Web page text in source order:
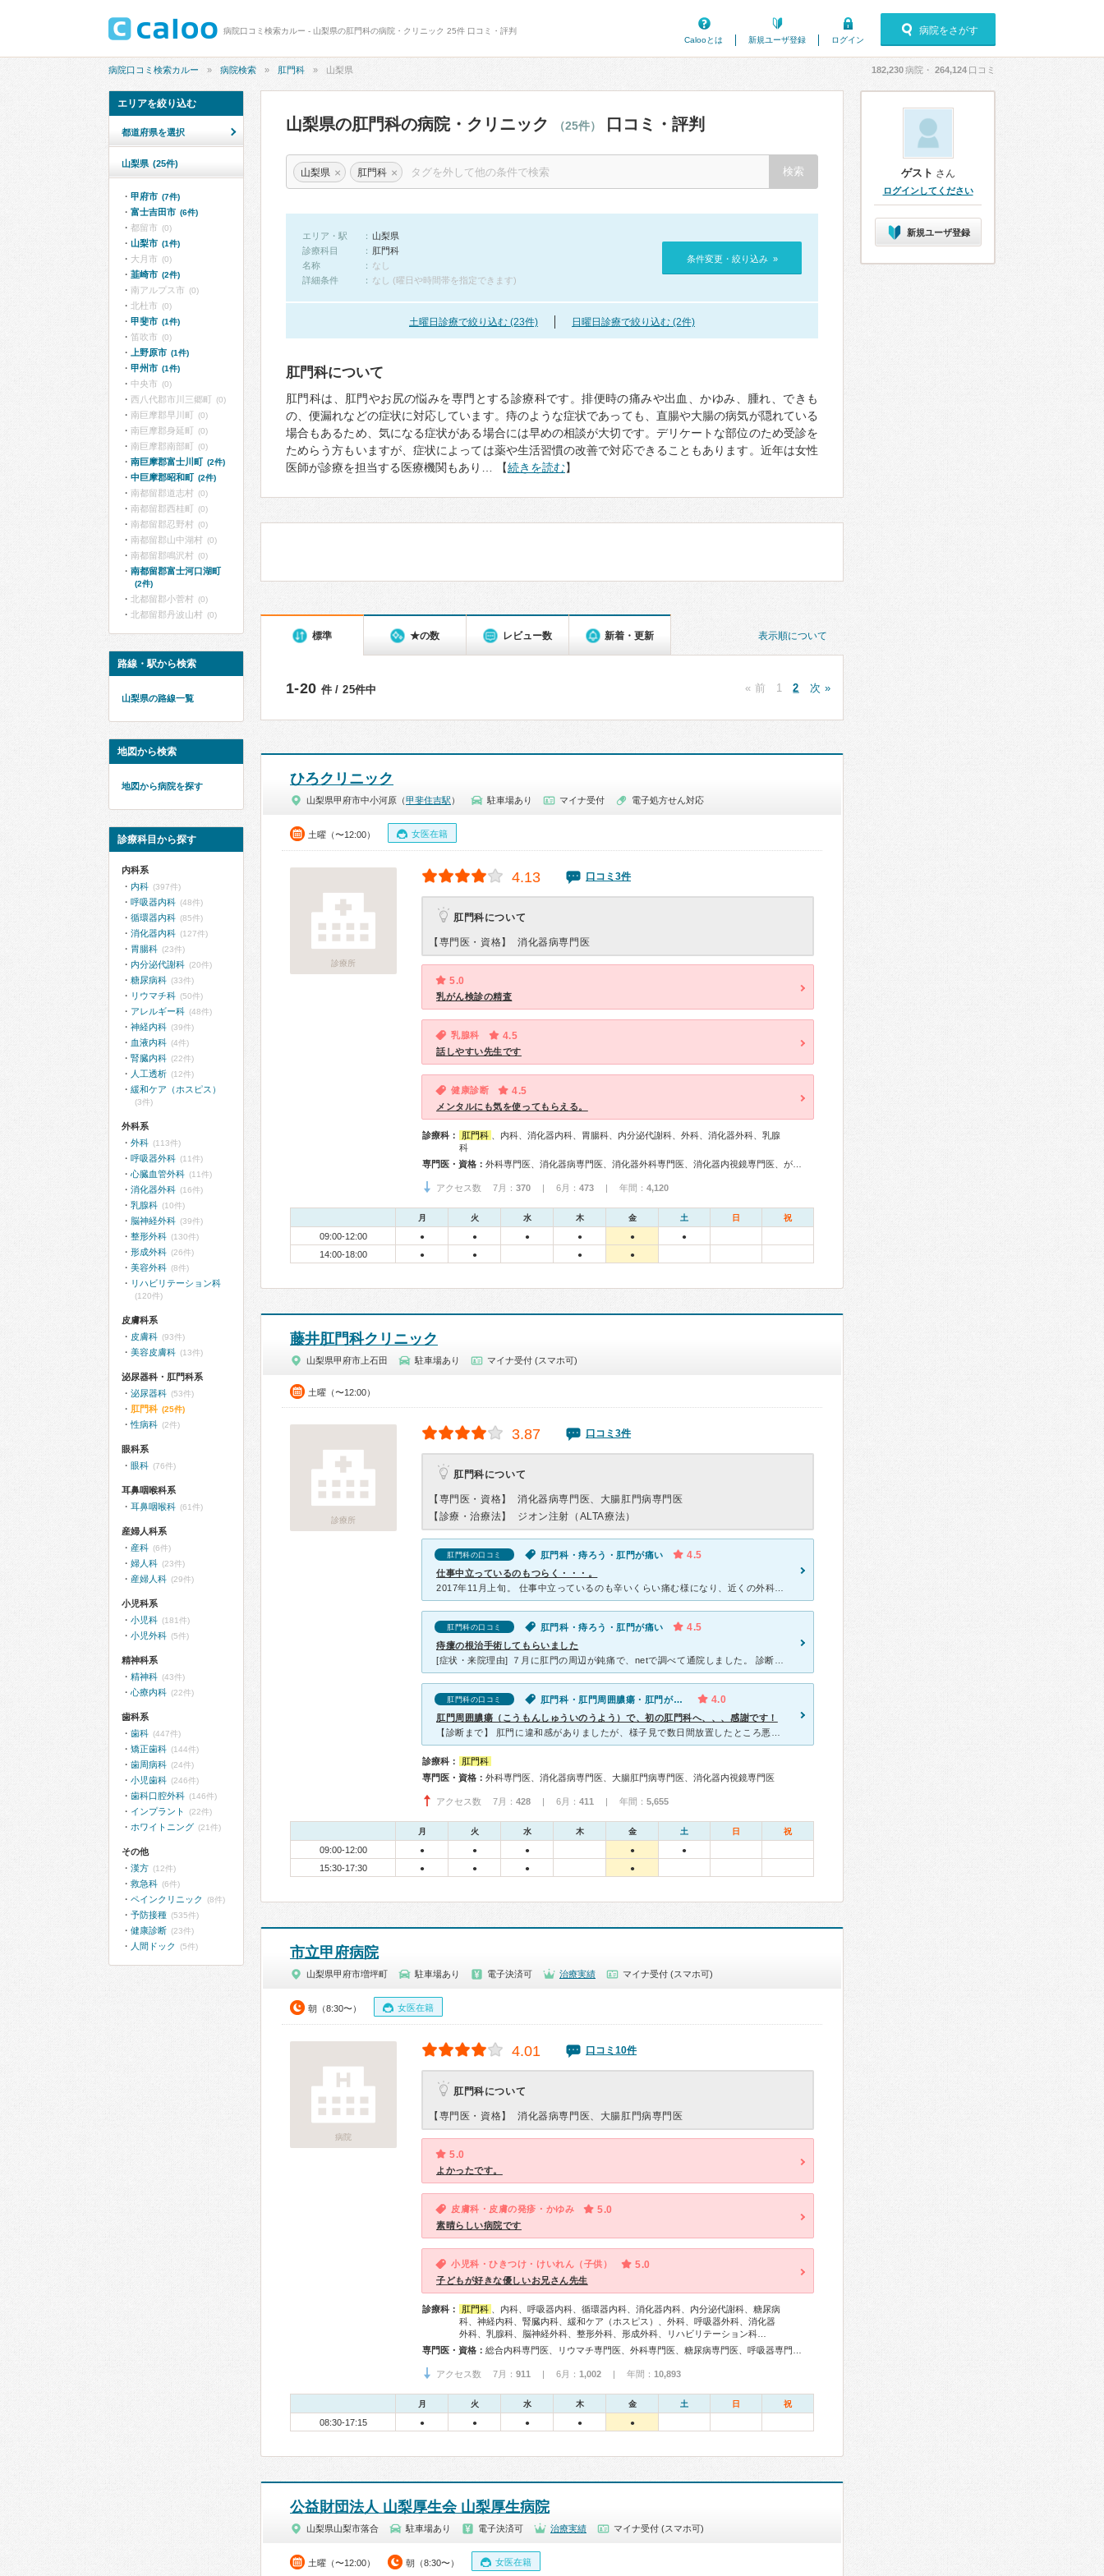
病院口コミ検索カルー - 山梨県の肛門科の病院・クリニック 25件 口コミ・評判
Calooとは
新規ユーザ登録 ログイン
病院をさがす
病院口コミ検索カルー 病院検索 肛門科 山梨県 182,230病院・ 264,124 口コミ
山梨県の肛門科の病院・クリニック （25件） 口コミ・評判
山梨県 × 肛門科 ×
エリア・駅
山梨県
診療科目
肛門科
名称
なし
詳細条件
なし (曜日や時間帯を指定できます)
条件変更・絞り込み »
土曜日診療で絞り込む (23件) 日曜日診療で絞り込む (2件)
肛門科について
肛門科は、肛門やお尻の悩みを専門とする診療科です。排便時の痛みや出血、かゆみ、腫れ、できも
の、便漏れなどの症状に対応しています。痔のような症状であっても、直腸や大腸の病気が隠れている
場合もあるため、気になる症状がある場合には早めの相談が大切です。デリケートな部位のため受診を
ためらう方もいますが、症状によっては薬や生活習慣の改善で対応できることもあります。近年は女性
医師が診療を担当する医療機関もあり… 【続きを読む】
表示順について
標準 ★の数 レビュー数 新着・更新
1-20 件 / 25件中 « 前 1 2 次 »
ひろクリニック
山梨県甲府市中小河原（甲斐住吉駅 ） 駐車場あり マイナ受付 電子処方せん対応
土曜（〜12:00） 女医在籍
診療所
4.13 口コミ3件
肛門科について
【専門医・資格】 消化器病専門医
5.0
乳がん検診の精査
乳腺科 4.5
話しやすい先生です
健康診断 4.5
メンタルにも気を使ってもらえる。
診療科： 肛門科
、内科、消化器内科、胃腸科、内分泌代謝科、外科、消化器外科、乳腺
科
専門医・資格：
アクセス数 7月： 370 | 6月： 473 | 年間： 4,120
月 火 水 木 金 土 日 祝
09:00-12:00 ● ● ● ● ● ●
14:00-18:00 ● ● ● ●
藤井肛門科クリニック
山梨県甲府市上石田 駐車場あり マイナ受付 (スマホ可)
土曜（〜12:00）
診療所
3.87 口コミ3件
肛門科について
【専門医・資格】
消化器病専門医、大腸肛門病専門医
【診療・治療法】
ジオン注射（ALTA療法）
肛門科の口コミ 肛門科・痔ろう・肛門が痛い 4.5
仕事中立っているのもつらく・・・。
肛門科の口コミ 肛門科・痔ろう・肛門が痛い 4.5
痔瘻の根治手術してもらいました
肛門科の口コミ 肛門科・肛門周囲膿瘍・肛門が痛い 4.0
肛門周囲膿瘍（こうもんしゅういのうよう）で、初の肛門科へ、、、感謝です！
診療科：
肛門科
専門医・資格： 外科専門医、消化器病専門医、大腸肛門病専門医、消化器内視鏡専門医
アクセス数 7月： 428 | 6月： 411 | 年間： 5,655
月 火 水 木 金 土 日 祝
09:00-12:00 ● ● ● ● ●
15:30-17:30 ● ● ● ●
市立甲府病院
山梨県甲府市増坪町 駐車場あり 電子決済可 治療実績 マイナ受付 (スマホ可)
朝（8:30〜） 女医在籍
病院
4.01 口コミ10件
肛門科について
【専門医・資格】 消化器病専門医、大腸肛門病専門医
5.0
よかったです。
皮膚科・皮膚の発疹・かゆみ 5.0
素晴らしい病院です
小児科・ひきつけ・けいれん（子供） 5.0
子どもが好きな優しいお兄さん先生
診療科： 肛門科
、内科、呼吸器内科、循環器内科、消化器内科、内分泌代謝科、糖尿病
科、神経内科、腎臓内科、緩和ケア（ホスピス）、外科、呼吸器外科、消化器
外科、乳腺科、脳神経外科、整形外科、形成外科、リハビリテーション科…
専門医・資格：
アクセス数 7月： 911 | 6月： 1,002 | 年間： 10,893
月 火 水 木 金 土 日 祝
08:30-17:15 ● ● ● ● ●
公益財団法人 山梨厚生会 山梨厚生病院
山梨県山梨市落合 駐車場あり 電子決済可 治療実績 マイナ受付 (スマホ可)
土曜（〜12:00） 朝（8:30〜） 女医在籍
エリアを絞り込む
都道府県を選択
山梨県 (25件)
甲府市 (7件)
富士吉田市 (6件)
都留市 (0)
山梨市 (1件)
大月市 (0)
韮崎市 (2件)
南アルプス市 (0)
北杜市 (0)
甲斐市 (1件)
笛吹市 (0)
上野原市 (1件)
甲州市 (1件)
中央市 (0)
西八代郡市川三郷町 (0)
南巨摩郡早川町 (0)
南巨摩郡身延町 (0)
南巨摩郡南部町 (0)
南巨摩郡富士川町 (2件)
中巨摩郡昭和町 (2件)
南都留郡道志村 (0)
南都留郡西桂町 (0)
南都留郡忍野村 (0)
南都留郡山中湖村 (0)
南都留郡鳴沢村 (0)
南都留郡富士河口湖町
(2件)
北都留郡小菅村 (0)
北都留郡丹波山村 (0)
路線・駅から検索
山梨県の路線一覧
地図から検索
地図から病院を探す
診療科目から探す
内科系
内科 (397件)
呼吸器内科 (48件)
循環器内科 (85件)
消化器内科 (127件)
胃腸科 (23件)
内分泌代謝科 (20件)
糖尿病科 (33件)
リウマチ科 (50件)
アレルギー科 (48件)
神経内科 (39件)
血液内科 (4件)
腎臓内科 (22件)
人工透析 (12件)
緩和ケア（ホスピス）
(3件)
外科系
外科 (113件)
呼吸器外科 (11件)
心臓血管外科 (11件)
消化器外科 (16件)
乳腺科 (10件)
脳神経外科 (39件)
整形外科 (130件)
形成外科 (26件)
美容外科 (8件)
リハビリテーション科
(120件)
皮膚科系
皮膚科 (93件)
美容皮膚科 (13件)
泌尿器科・肛門科系
泌尿器科 (53件)
肛門科 (25件)
性病科 (2件)
眼科系
眼科 (76件)
耳鼻咽喉科系
耳鼻咽喉科 (61件)
産婦人科系
産科 (6件)
婦人科 (23件)
産婦人科 (29件)
小児科系
小児科 (181件)
小児外科 (5件)
精神科系
精神科 (43件)
心療内科 (22件)
歯科系
歯科 (447件)
矯正歯科 (144件)
歯周病科 (24件)
小児歯科 (246件)
歯科口腔外科 (146件)
インプラント (22件)
ホワイトニング (21件)
その他
漢方 (12件)
救急科 (6件)
ペインクリニック (8件)
予防接種 (535件)
健康診断 (23件)
人間ドック (5件)
ゲスト さん
ログインしてください
新規ユーザ登録